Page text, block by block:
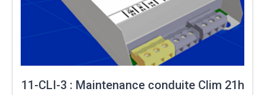
11-CLI-3 : Maintenance conduite Clim 21h